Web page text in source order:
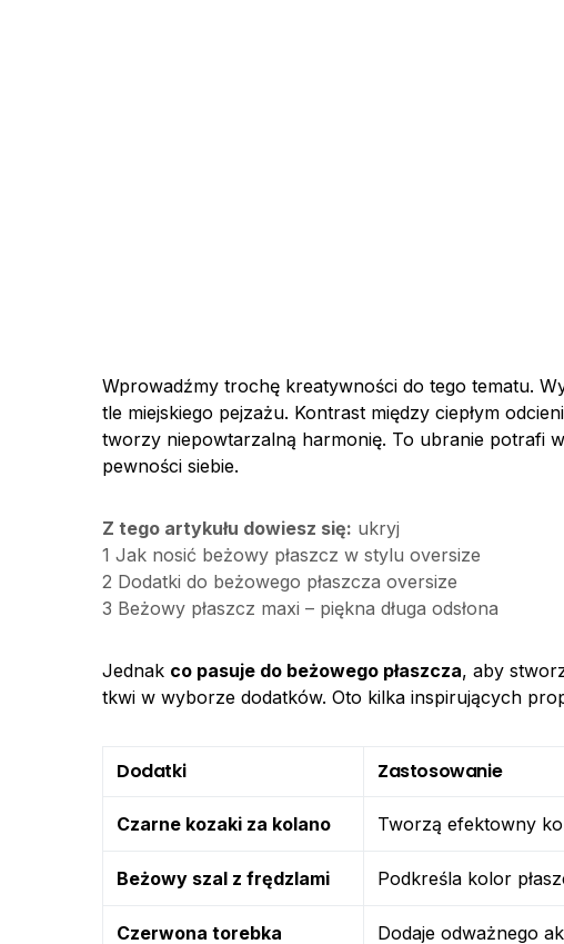
Wprowadźmy trochę kreatywności do tego tematu.
tle miejskiego pejzażu. Kontrast między ciepłym
tworzy niepowtarzalną harmonię. To ubranie potrafi
pewności siebie.
Z tego artykułu dowiesz się: ukryj
1 Jak nosić beżowy płaszcz w stylu oversize
2 Dodatki do beżowego płaszcza oversize
3 Beżowy płaszcz maxi – piękna długa odsłona
Jednak co pasuje do beżowego płaszcza, aby
tkwi w wyborze dodatków. Oto kilka inspirujących
Dodatki Zastosowanie
Czarne kozaki za kolano Tworzą efektowny
Beżowy szal z frędzlami Podkreśla kolor
Czerwona torebka Dodaje odważnego